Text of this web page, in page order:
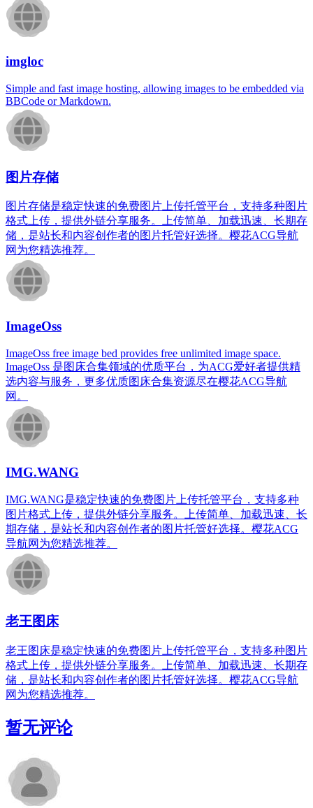
imgloc
Simple and fast image hosting, allowing images to be embedded via
BBCode or Markdown.
图片存储
图片存储是稳定快速的免费图片上传托管平台，支持多种图片
格式上传，提供外链分享服务。上传简单、加载迅速、长期存
储，是站长和内容创作者的图片托管好选择。樱花ACG导航
网为您精选推荐。
ImageOss
ImageOss free image bed provides free unlimited image space.
ImageOss 是图床合集领域的优质平台，为ACG爱好者提供精
选内容与服务，更多优质图床合集资源尽在樱花ACG导航
网。
IMG.WANG
IMG.WANG是稳定快速的免费图片上传托管平台，支持多种
图片格式上传，提供外链分享服务。上传简单、加载迅速、长
期存储，是站长和内容创作者的图片托管好选择。樱花ACG
导航网为您精选推荐。
老王图床
老王图床是稳定快速的免费图片上传托管平台，支持多种图片
格式上传，提供外链分享服务。上传简单、加载迅速、长期存
储，是站长和内容创作者的图片托管好选择。樱花ACG导航
网为您精选推荐。
暂无评论